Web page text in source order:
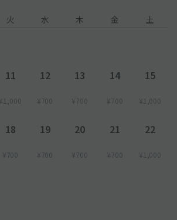
火 水 木 金 土
11
¥1,000
12
¥700
13
¥700
14
¥700
15
¥1,000
18
¥700
19
¥700
20
¥700
21
¥700
22
¥1,000